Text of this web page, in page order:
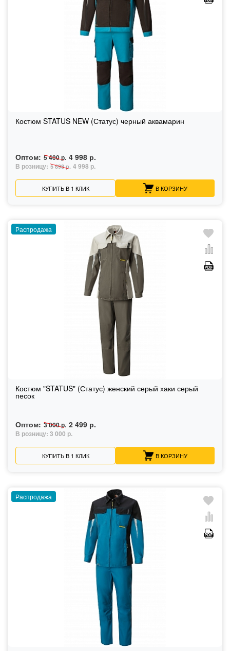
Костюм STATUS NEW (Статус) черный аквамарин
Оптом: 5 400 р. 4 998 р.
В розницу: 5 898 р. 4 998 р.
КУПИТЬ В 1 КЛИК В КОРЗИНУ
Распродажа
Костюм "STATUS" (Статус) женский серый хаки серый
песок
Оптом: 3 000 р. 2 499 р.
В розницу: 3 000 р.
КУПИТЬ В 1 КЛИК В КОРЗИНУ
Распродажа